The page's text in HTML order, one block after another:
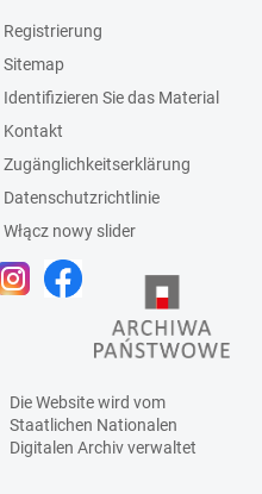
Registrierung
Sitemap
Identifizieren Sie das Material
Kontakt
Zugänglichkeitserklärung
Datenschutzrichtlinie
Włącz nowy slider
Die Website wird vom
Staatlichen Nationalen
Digitalen Archivverwaltet